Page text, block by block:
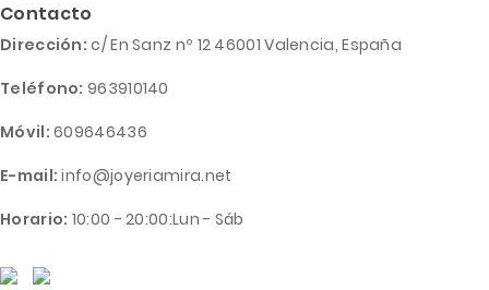
Contacto
Dirección: c/ En Sanz nº 12 46001 Valencia, España
Teléfono: 963910140
Móvil: 609646436
E-mail: info@joyeriamira.net
Horario: 10:00 - 20:00:Lun - Sáb